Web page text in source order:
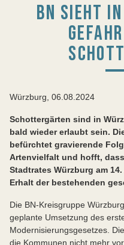
BN SIEHT
Würzburg, 06.08.2024
Schottergärten sind in
bald wieder erlaubt sein.
befürchtet gravierende
Artenvielfalt und hofft,
Stadtrates Würzburg am
Erhalt der bestehenden
Die BN-Kreisgruppe
geplante Umsetzung des
Modernisierungsgesetzes.
die Kommunen nicht mehr